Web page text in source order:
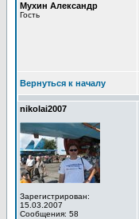
Мухин Александр
Гость
Вернуться к началу
nikolai2007
Зарегистрирован:
15.03.2007
Сообщения: 58